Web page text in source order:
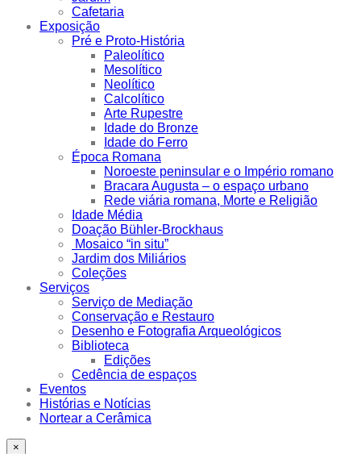
Cafetaria
Exposição
Pré e Proto-História
Paleolítico
Mesolítico
Neolítico
Calcolítico
Arte Rupestre
Idade do Bronze
Idade do Ferro
Época Romana
Noroeste peninsular e o Império romano
Bracara Augusta – o espaço urbano
Rede viária romana, Morte e Religião
Idade Média
Doação Bühler-Brockhaus
Mosaico “in situ”
Jardim dos Miliários
Coleções
Serviços
Serviço de Mediação
Conservação e Restauro
Desenho e Fotografia Arqueológicos
Biblioteca
Edições
Cedência de espaços
Eventos
Histórias e Notícias
Nortear a Cerâmica
×